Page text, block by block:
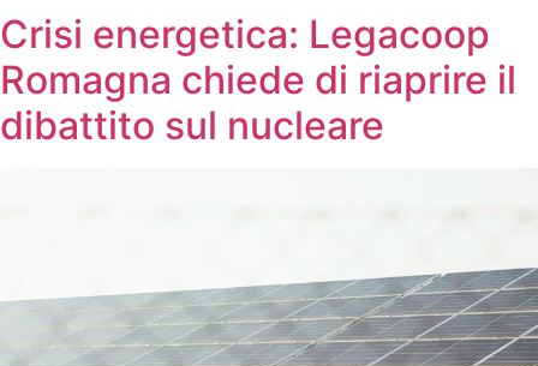
Crisi energetica: Legacoop
Romagna chiede di riaprire il
dibattito sul nucleare